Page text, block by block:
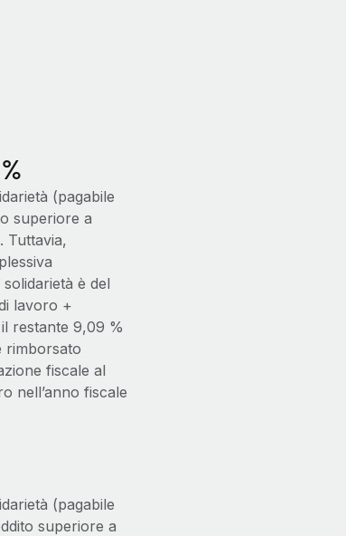
(pagabile
superiore a
Tuttavia,
solidarietà è del
lavoro +
restante 9,09 %
rimborsato
fiscale al
nell’anno fiscale
(pagabile
superiore a